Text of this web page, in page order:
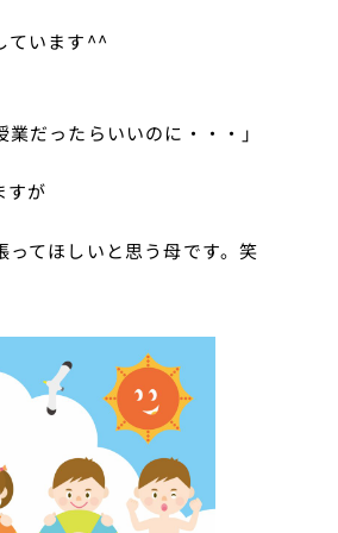
ています^^
業だったらいいのに・・・」
すが
ってほしいと思う母です。笑